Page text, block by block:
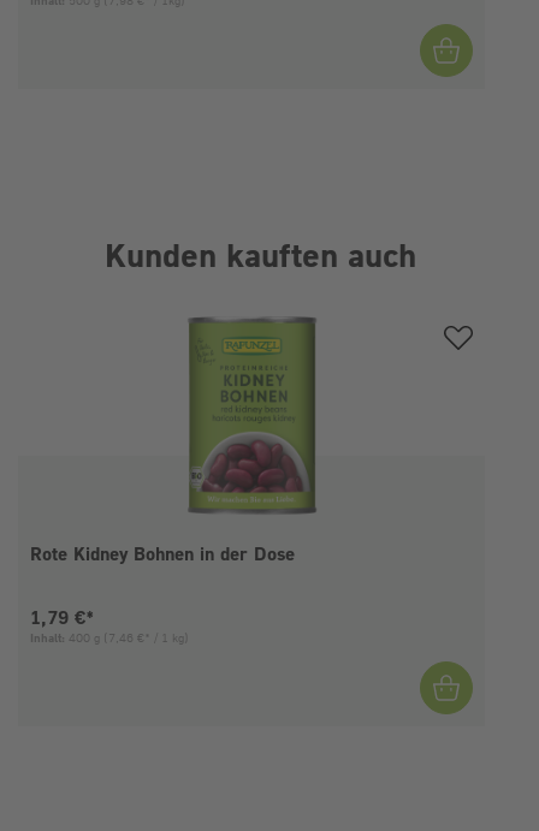
Kunden kauften auch
Rote Kidney Bohnen in der Dose
Aktueller Preis:
1,79 €*
Inhalt: 400 g (7,46 €* / 1 kg)